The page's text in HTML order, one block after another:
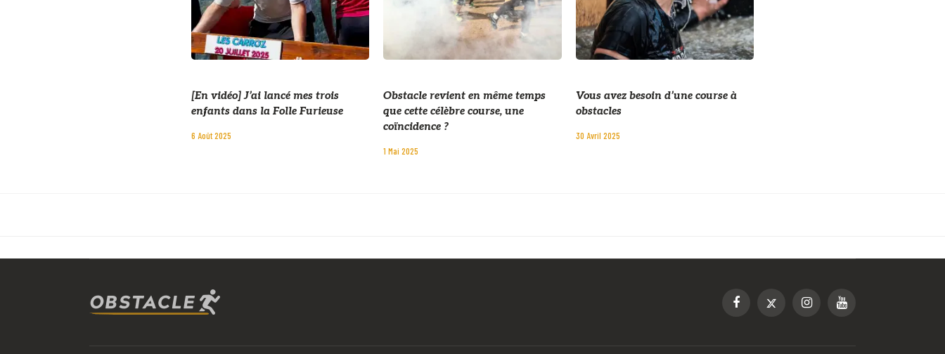
[En vidéo] J’ai lancé mes trois
enfants dans la Folle Furieuse
6 Août 2025
Obstacle revient en même temps
que cette célèbre course, une
coïncidence ?
1 Mai 2025
Vous avez besoin d’une course à
obstacles
30 Avril 2025